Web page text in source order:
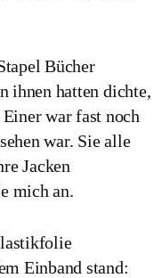
Bücher
ihnen hatten dichte,
war fast noch
war. Sie alle
Jacken
mich an.
Einband stand: